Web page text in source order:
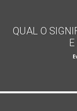
QUAL O